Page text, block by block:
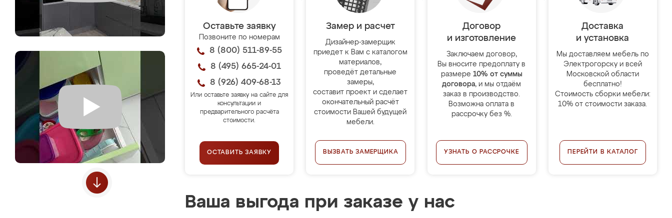
Оставьте заявку
Позвоните по номерам
8 (800) 511-89-55
8 (495) 665-24-01
8 (926) 409-68-13
Или оставьте заявку на сайте для
консультации и
предварительного расчёта
стоимости.
ОСТАВИТЬ ЗАЯВКУ
Замер и расчет
Дизайнер-замерщик
приедет к Вам с каталогом
материалов,
проведёт детальные
замеры,
составит проект и сделает
окончательный расчёт
стоимости Вашей будущей
мебели.
ВЫЗВАТЬ ЗАМЕРЩИКА
Договор
и изготовление
Заключаем договор,
Вы вносите предоплату в
размере 10% от суммы
договора, и мы отдаём
заказ в производство.
Возможна оплата в
рассрочку без %.
УЗНАТЬ О РАССРОЧКЕ
Доставка
и установка
Мы доставляем мебель по
Электрогорску и всей
Московской области
бесплатно!
Стоимость сборки мебели:
10% от стоимости заказа.
ПЕРЕЙТИ В КАТАЛОГ
Ваша выгода при заказе у нас